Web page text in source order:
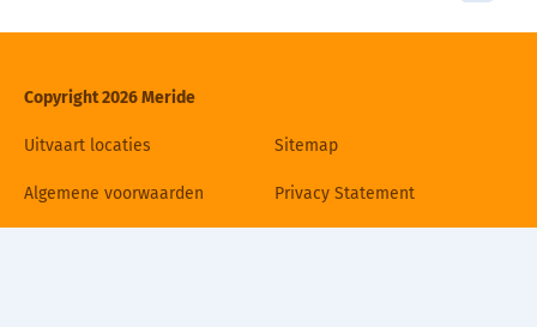
Copyright 2026 Meride
Uitvaart locaties Sitemap
Algemene voorwaarden Privacy Statement